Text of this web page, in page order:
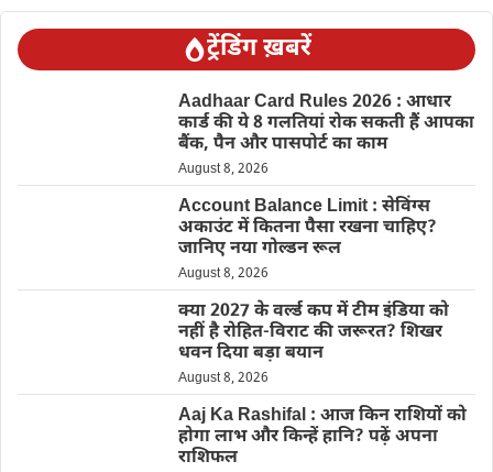
ट्रेंडिंग ख़बरें
Aadhaar Card Rules 2026 : आधार
कार्ड की ये 8 गलतियां रोक सकती हैं आपका
बैंक, पैन और पासपोर्ट का काम
August 8, 2026
Account Balance Limit : सेविंग्स
अकाउंट में कितना पैसा रखना चाहिए?
जानिए नया गोल्डन रूल
August 8, 2026
क्या 2027 के वर्ल्ड कप में टीम इंडिया को
नहीं है रोहित-विराट की जरूरत? शिखर
धवन दिया बड़ा बयान
August 8, 2026
Aaj Ka Rashifal : आज किन राशियों को
होगा लाभ और किन्हें हानि? पढ़ें अपना
राशिफल